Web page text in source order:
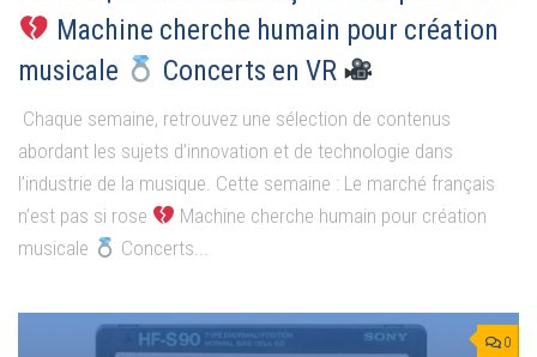
Machine cherche humain pour création
musicale
Concerts en VR
Chaque semaine, retrouvez une sélection de contenus
abordant les sujets d’innovation et de technologie dans
l’industrie de la musique. Cette semaine : Le marché français
n’est pas si rose
Machine cherche humain pour création
musicale
Concerts...
0